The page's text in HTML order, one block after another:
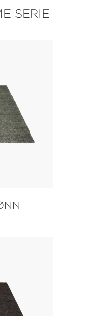
SERIE